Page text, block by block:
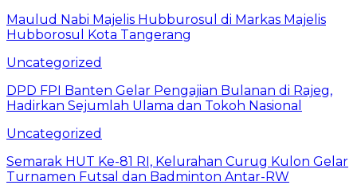
Maulud Nabi Majelis Hubburosul di Markas Majelis
Hubborosul Kota Tangerang
Uncategorized
DPD FPI Banten Gelar Pengajian Bulanan di Rajeg,
Hadirkan Sejumlah Ulama dan Tokoh Nasional
Uncategorized
Semarak HUT Ke-81 RI, Kelurahan Curug Kulon Gelar
Turnamen Futsal dan Badminton Antar-RW